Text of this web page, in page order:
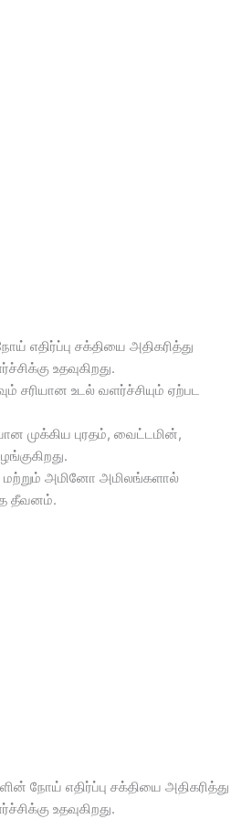
எதிர்ப்பு சக்தியை அதிகரித்து
உதவுகிறது.
சரியான உடல் வளர்ச்சியும் ஏற்பட
முக்கிய புரதம், வைட்டமின்,
மற்றும் அமினோ அமிலங்களால்
தீவனம்.
நோய் எதிர்ப்பு சக்தியை அதிகரித்து
உதவுகிறது.